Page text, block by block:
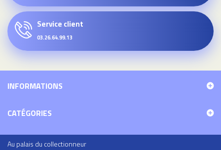
Service client
03.26.64.99.13
INFORMATIONS
CATÉGORIES
Au palais du collectionneur